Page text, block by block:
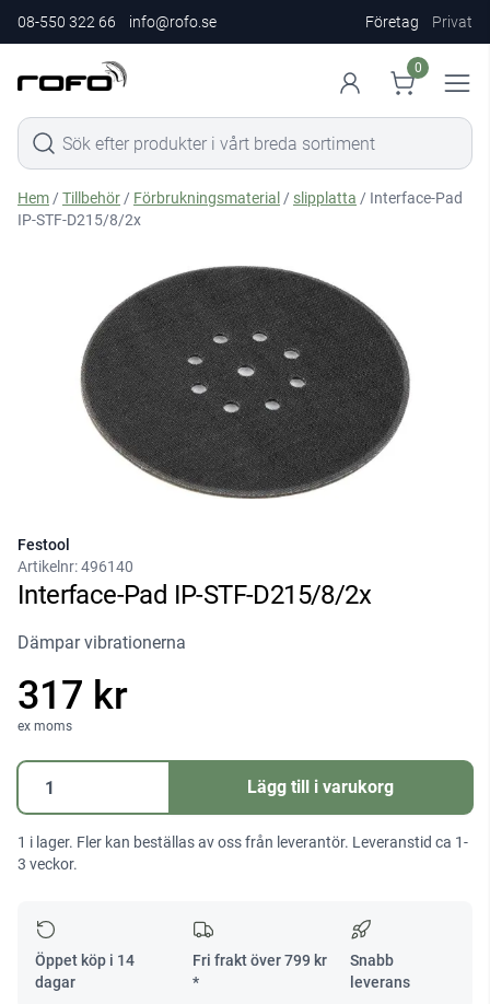
08-550 322 66 info@rofo.se Företag Privat
0
Hem /Tillbehör / Förbrukningsmaterial / slipplatta / Interface-Pad
IP-STF-D215/8/2x
Festool
Artikelnr:496140
Interface-Pad IP-STF-D215/8/2x
Dämpar vibrationerna
317 kr
ex moms
Interface-
STF-
Lägg till i varukorg
1 i lager. Fler kan beställas av oss från leverantör. Leveranstid ca 1-
3 veckor.
Öppet köp i 14
dagar
Fri frakt över799 kr
*
Snabb
leverans